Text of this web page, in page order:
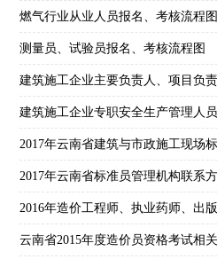
燃气行业从业人员报名、考核流程图
测量员、试验员报名、考核流程图
建筑施工企业专职安全生产管理人
2017年云南省建筑与市政施工现场
2017年云南省标准员管理机构联系
2016年造价工程师、执业药师、出
云南省2015年度造价员资格考试相